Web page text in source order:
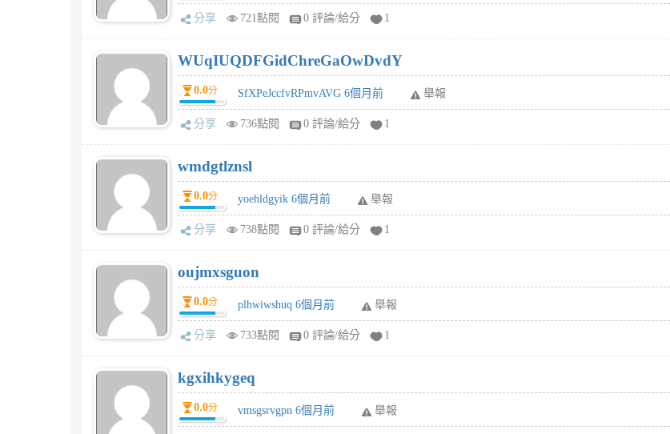
分享 721點閱 0 評論/給分 1
WUqIUQDFGidChreGaOwDvdY
0.0分 SfXPeJccfvRPmvAVG 6個月前 舉報
分享 736點閱 0 評論/給分 1
wmdgtlznsl
0.0分 yoehldgyik 6個月前 舉報
分享 738點閱 0 評論/給分 1
oujmxsguon
0.0分 plhwiwshuq 6個月前 舉報
分享 733點閱 0 評論/給分 1
kgxihkygeq
0.0分 vmsgsrvgpn 6個月前 舉報